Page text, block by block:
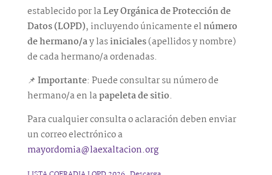
establecido por laLey Orgánica de Protección de
Datos (LOPD), incluyendo únicamente elnúmero
de hermano/ay lasiniciales(apellidos y nombre)
de cada hermano/a ordenadas.
📌Importante: Puede consultar su número de
hermano/a en lapapeleta de sitio.
Para cualquier consulta o aclaración deben enviar
un correo electrónico a
mayordomia@laexaltacion.org